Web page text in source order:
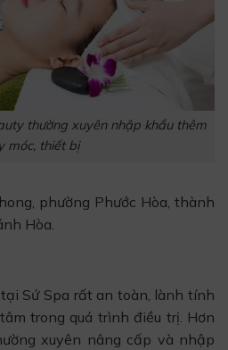
thường xuyên nhập khẩu thêm
móc, thiết bị
phường Phước Hòa, thành
Hòa.
Sứ Spa rất an toàn, lành tính
trong quá trình điều trị. Hơn
xuyên nâng cấp và nhập